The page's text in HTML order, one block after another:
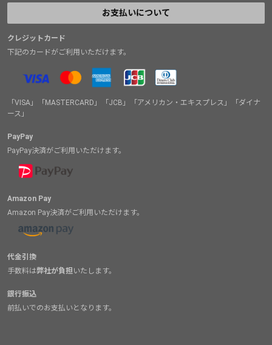
お支払いについて
クレジットカード
下記のカードがご利用いただけます。
「VISA」「MASTERCARD」「JCB」「アメリカン・エキスプレス」「ダイナ
ース」
PayPay
PayPay決済がご利用いただけます。
Amazon Pay
Amazon Pay決済がご利用いただけます。
代金引換
手数料は弊社が負担いたします。
銀行振込
前払いでのお支払いとなります。